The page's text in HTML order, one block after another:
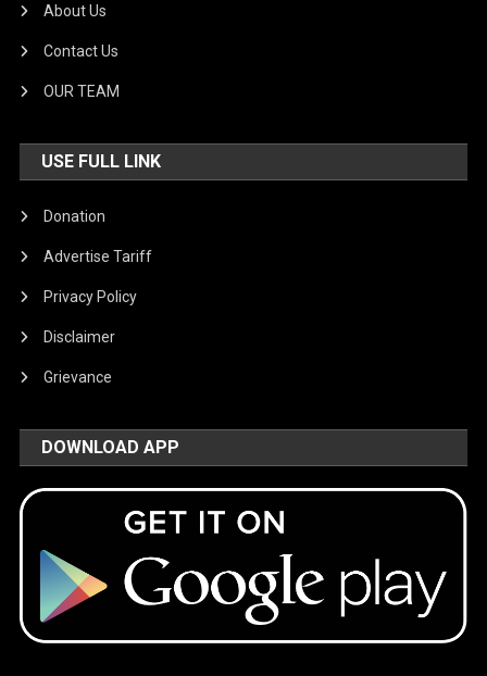
About Us
Contact Us
OUR TEAM
USE FULL LINK
Donation
Advertise Tariff
Privacy Policy
Disclaimer
Grievance
DOWNLOAD APP